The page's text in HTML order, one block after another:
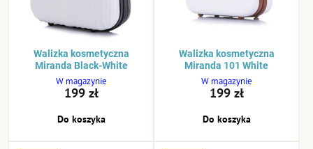
Walizka kosmetyczna
Miranda Black-White
W magazynie
199 zł
Do koszyka
Walizka kosmetyczna
Miranda 101 White
W magazynie
199 zł
Do koszyka